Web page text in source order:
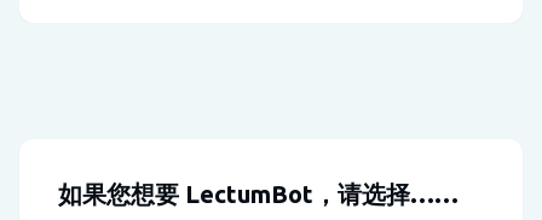
如果您想要 LectumBot，请选择……